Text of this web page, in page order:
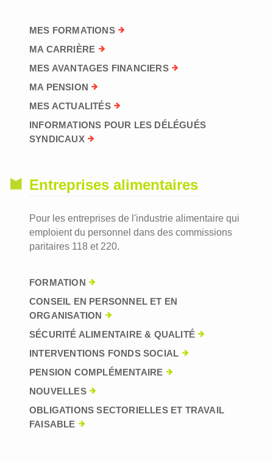
MES FORMATIONS
MA CARRIÈRE
MES AVANTAGES FINANCIERS
MA PENSION
MES ACTUALITÉS
INFORMATIONS POUR LES DÉLÉGUÉS
SYNDICAUX
Entreprises alimentaires
Pour les entreprises de l'industrie alimentaire qui
emploient du personnel dans des commissions
paritaires 118 et 220.
FORMATION
CONSEIL EN PERSONNEL ET EN
ORGANISATION
SÉCURITÉ ALIMENTAIRE & QUALITÉ
INTERVENTIONS FONDS SOCIAL
PENSION COMPLÉMENTAIRE
NOUVELLES
OBLIGATIONS SECTORIELLES ET TRAVAIL
FAISABLE